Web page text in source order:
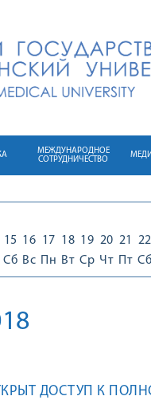
МЕЖДУНАРОДНОЕ
СОТРУДНИЧЕСТВО
15
Сб
16
Вс
17
Пн
18
Вт
19
Ср
20
Чт
21
Пт
22
Сб
ДОСТУП К